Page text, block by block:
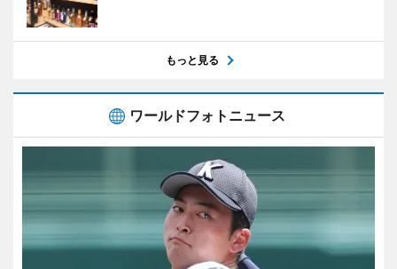
もっと見る
ワールドフォトニュース